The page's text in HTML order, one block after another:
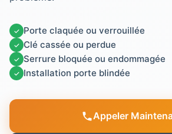
✓ Porte claquée ou verrouillée
✓ Clé cassée ou perdue
✓ Serrure bloquée ou endommagée
✓ Installation porte blindée
Appeler